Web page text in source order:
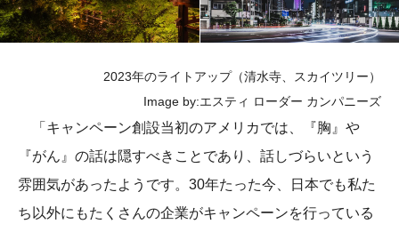
2023年のライトアップ（清水寺、スカイツリー）
Image by:エスティ ローダー カンパニーズ
「キャンペーン創設当初のアメリカでは、『胸』や
『がん』の話は隠すべきことであり、話しづらいという
雰囲気があったようです。30年たった今、日本でも私た
ち以外にもたくさんの企業がキャンペーンを行っている